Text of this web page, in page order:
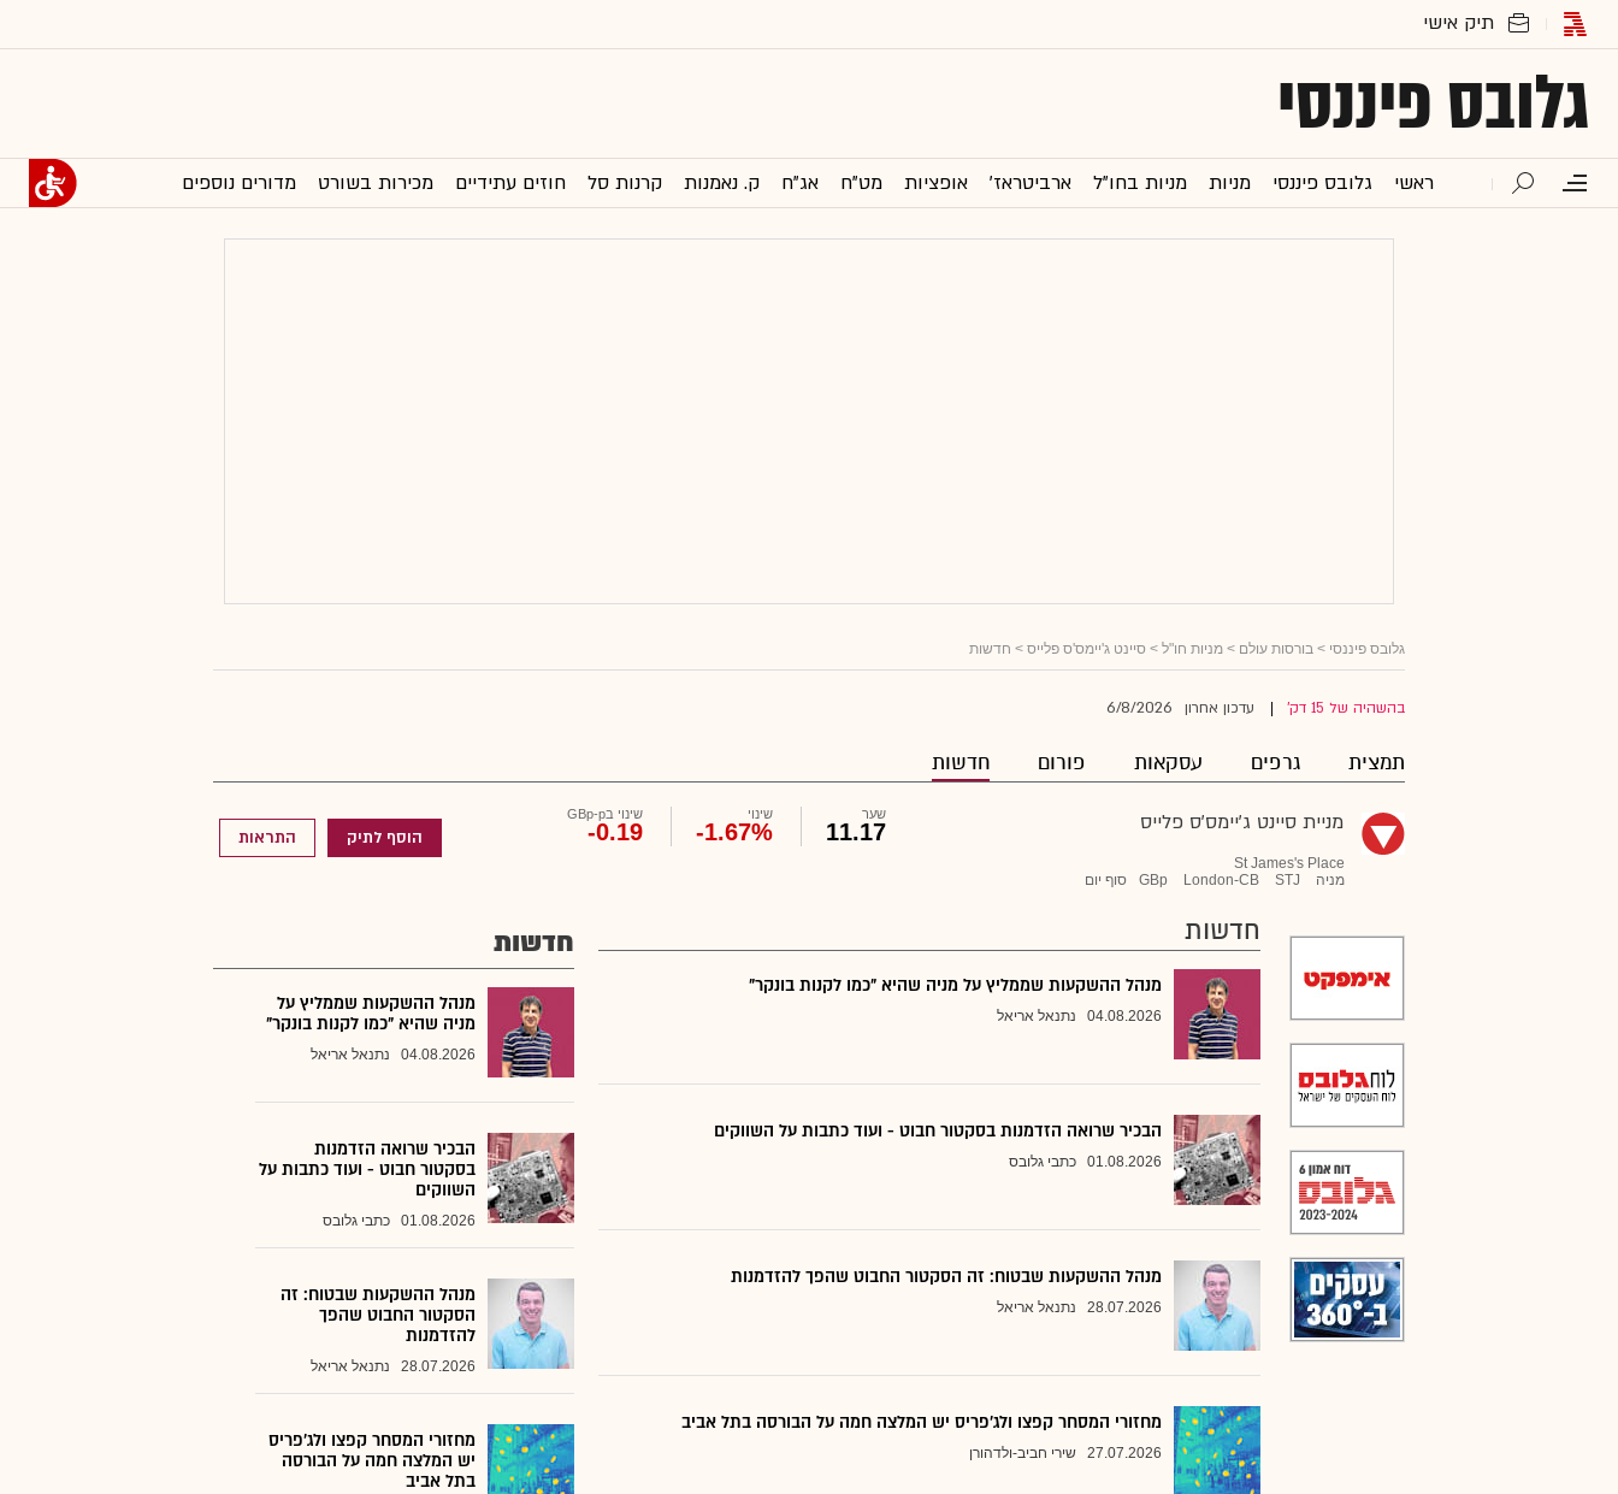
גלובס פיננסי
ראשי גלובס פיננסי מניות מניות בחו"ל ארביטראז' אופציות מט"ח אג"ח ק. נאמנות קרנות סל חוזים עתידיים מכירות בשורט מדורים נוספים
גלובס פיננסי > בורסות עולם > מניות חו"ל > סיינט ג'יימס'ס פלייס > חדשות
בהשהיה של 15 דק' עדכון אחרון 6/8/2026
תמצית גרפים עסקאות פורום חדשות
מניית סיינט ג'יימס'ס פלייס
St James's Place
מניה
STJ
London-CB
GBp סוף יום
שער
11.17
שינוי
-1.67%
שינוי בGBp-p
-0.19 הוסף לתיק התראות
חדשות
מנהל ההשקעות שממליץ על מניה שהיא "כמו לקנות בונקר"
04.08.2026 נתנאל אריאל
הבכיר שרואה הזדמנות בסקטור חבוט - ועוד כתבות על השווקים
01.08.2026 כתבי גלובס
מנהל ההשקעות שבטוח: זה הסקטור החבוט שהפך להזדמנות
28.07.2026 נתנאל אריאל
מחזורי המסחר קפצו ולג'פריס יש המלצה חמה על הבורסה בתל אביב
27.07.2026 שירי חביב-ולדהורן
חדשות
מנהל ההשקעות שממליץ על
מניה שהיא "כמו לקנות בונקר"
04.08.2026 נתנאל אריאל
הבכיר שרואה הזדמנות
בסקטור חבוט - ועוד כתבות על
השווקים
01.08.2026 כתבי גלובס
מנהל ההשקעות שבטוח: זה
הסקטור החבוט שהפך
להזדמנות
28.07.2026 נתנאל אריאל
מחזורי המסחר קפצו ולג'פריס
יש המלצה חמה על הבורסה
בתל אביב